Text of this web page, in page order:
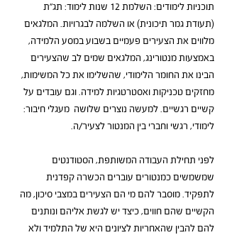
תוכניות לימודים: השלמת 12 שנות לימוד: תג"ת
(תעודת גמר תיכונית) או השלמה לבגרויות. המלגאים
מלווים את הצעירים פעמיים בשבוע במסע הלמידה,
באמצעות מנטורינג, המלגאים שמים לב שהצעירים
הבינו את החומר הלימודי, שהשלימו את כל המשימות,
מחזקים טכניקות ואסטרטגיות למידה. וגם עובדים על
קשיים רגשיים. למעשה נוצרים שלושה  מעגלי חיבור:
לימודי, רגשי וחברי בין המנטור לצעיר/ה.
לפני תחילת העבודה המשותפת, הסטודנטים
שמשמשים כמנטורים עוברים הכשרה קפדנית
לתפקיד. מוסבר להם מי הם הצעירים במצבי סיכון, מה
הקשיים שהם חווים, כיצד יש לגשת אליהם ונותנים
להם להבין שהאחריות לציונים היא של התלמיד ולא